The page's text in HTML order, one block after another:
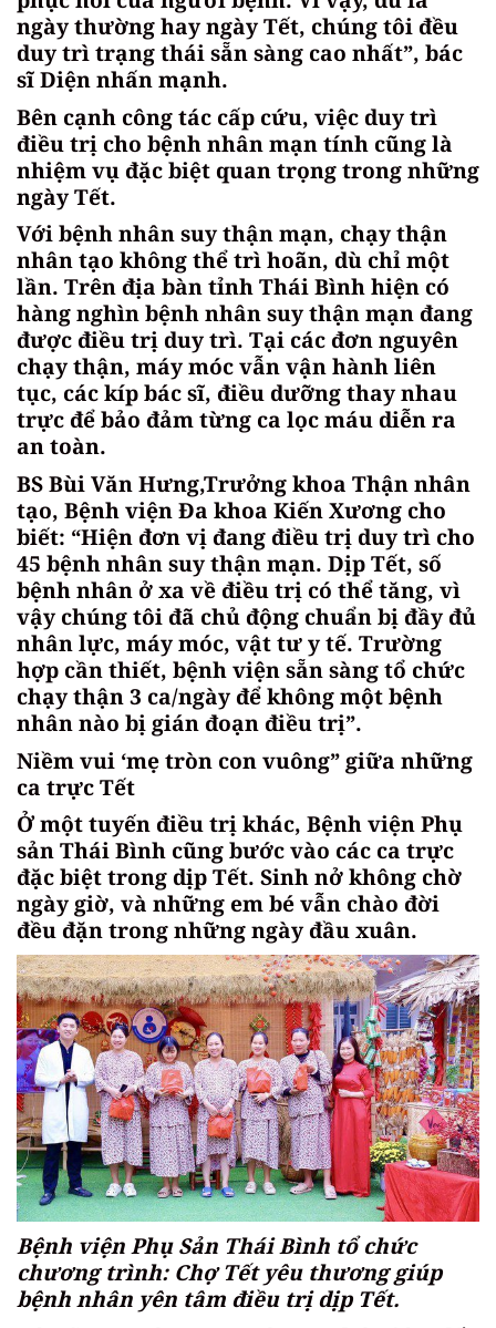
ngày thường hay ngày Tết, chúng tôi đều
duy trì trạng thái sẵn sàng cao nhất”, bác
sĩ Diện nhấn mạnh.
Bên cạnh công tác cấp cứu, việc duy trì
điều trị cho bệnh nhân mạn tính cũng là
nhiệm vụ đặc biệt quan trọng trong những
ngày Tết.
Với bệnh nhân suy thận mạn, chạy thận
nhân tạo không thể trì hoãn, dù chỉ một
lần. Trên địa bàn tỉnh Thái Bình hiện có
hàng nghìn bệnh nhân suy thận mạn đang
được điều trị duy trì. Tại các đơn nguyên
chạy thận, máy móc vẫn vận hành liên
tục, các kíp bác sĩ, điều dưỡng thay nhau
trực để bảo đảm từng ca lọc máu diễn ra
an toàn.
BS Bùi Văn Hưng,Trưởng khoa Thận nhân
tạo, Bệnh viện Đa khoa Kiến Xương cho
biết: “Hiện đơn vị đang điều trị duy trì cho
45 bệnh nhân suy thận mạn. Dịp Tết, số
bệnh nhân ở xa về điều trị có thể tăng, vì
vậy chúng tôi đã chủ động chuẩn bị đầy đủ
nhân lực, máy móc, vật tư y tế. Trường
hợp cần thiết, bệnh viện sẵn sàng tổ chức
chạy thận 3 ca/ngày để không một bệnh
nhân nào bị gián đoạn điều trị”.
Niềm vui ‘mẹ tròn con vuông” giữa những
ca trực Tết
Ở một tuyến điều trị khác, Bệnh viện Phụ
sản Thái Bình cũng bước vào các ca trực
đặc biệt trong dịp Tết. Sinh nở không chờ
ngày giờ, và những em bé vẫn chào đời
đều đặn trong những ngày đầu xuân.
Bệnh viện Phụ Sản Thái Bình tổ chức
chương trình: Chợ Tết yêu thương giúp
bệnh nhân yên tâm điều trị dịp Tết.